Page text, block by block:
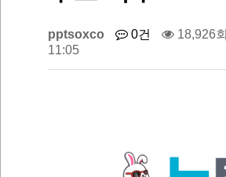
pptsoxco 0건 18,926회
11:05